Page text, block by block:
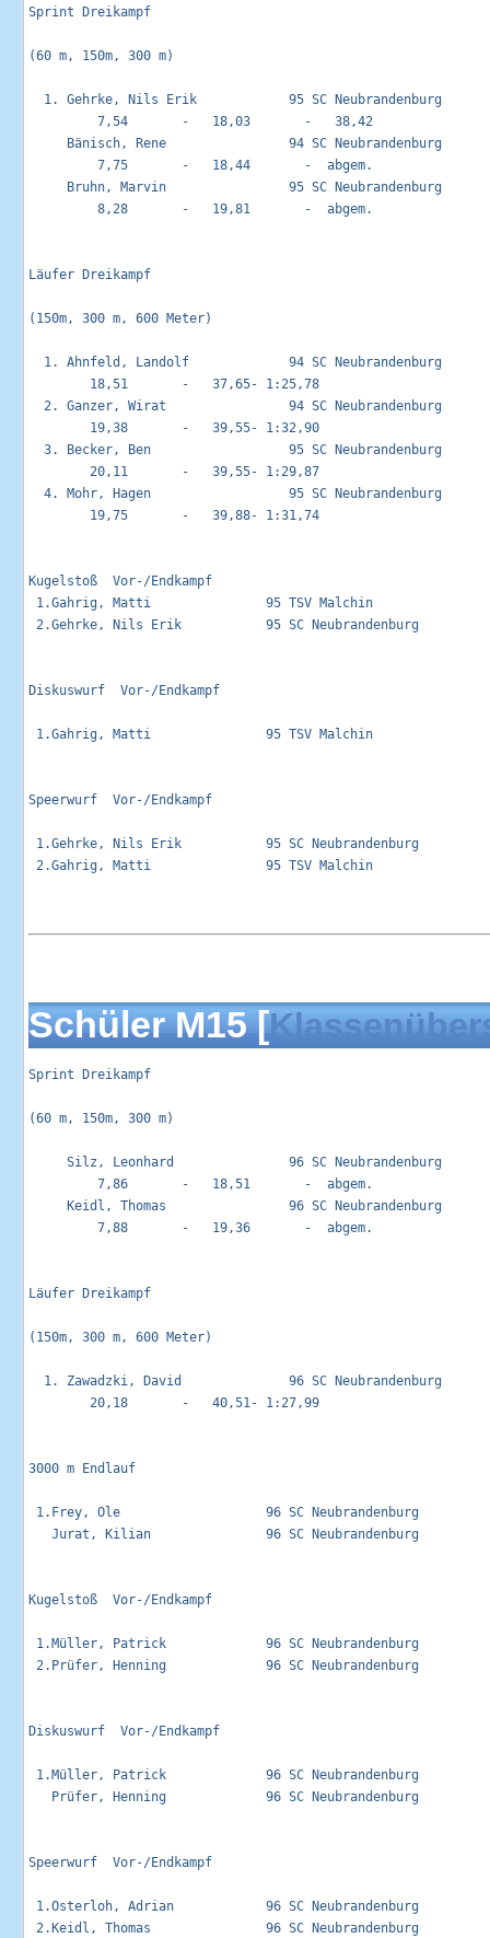
Sprint Dreikampf
(60 m, 150m, 300 m)
1. Gehrke, Nils Erik            95 SC Neubrandenburg
         7,54       -   18,03       -   38,42
Bänisch, Rene                94 SC
         7,75       -   18,44       -  abgem.
Bruhn, Marvin                95 SC
         8,28       -   19,81       -  abgem.
Läufer Dreikampf
(150m, 300 m, 600 Meter)
1. Ahnfeld, Landolf             94 SC Neubrandenburg
        18,51       -   37,65- 1:25,78
2. Ganzer, Wirat                94 SC Neubrandenburg
        19,38       -   39,55- 1:32,90
3. Becker, Ben                  95 SC Neubrandenburg
        20,11       -   39,55- 1:29,87
4. Mohr, Hagen                  95 SC Neubrandenburg
        19,75       -   39,88- 1:31,74
Kugelstoß  Vor-/Endkampf
1.Gahrig, Matti               95 TSV Malchin
2.Gehrke, Nils Erik           95 SC Neubrandenburg
Diskuswurf  Vor-/Endkampf
1.Gahrig, Matti               95 TSV Malchin
Speerwurf  Vor-/Endkampf
1.Gehrke, Nils Erik           95 SC Neubrandenburg
2.Gahrig, Matti               95 TSV Malchin
Schüler M15 [
Sprint Dreikampf
(60 m, 150m, 300 m)
Silz, Leonhard               96 SC
         7,86       -   18,51       -  abgem.
Keidl, Thomas                96 SC
         7,88       -   19,36       -  abgem.
Läufer Dreikampf
(150m, 300 m, 600 Meter)
1. Zawadzki, David              96 SC Neubrandenburg
        20,18       -   40,51- 1:27,99
3000 m Endlauf
1.Frey, Ole                   96 SC Neubrandenburg
Jurat, Kilian               96 SC Neubrandenburg
Kugelstoß  Vor-/Endkampf
1.Müller, Patrick             96 SC Neubrandenburg
2.Prüfer, Henning             96 SC Neubrandenburg
Diskuswurf  Vor-/Endkampf
1.Müller, Patrick             96 SC Neubrandenburg
Prüfer, Henning             96 SC Neubrandenburg
Speerwurf  Vor-/Endkampf
1.Osterloh, Adrian            96 SC Neubrandenburg
2.Keidl, Thomas               96 SC Neubrandenburg